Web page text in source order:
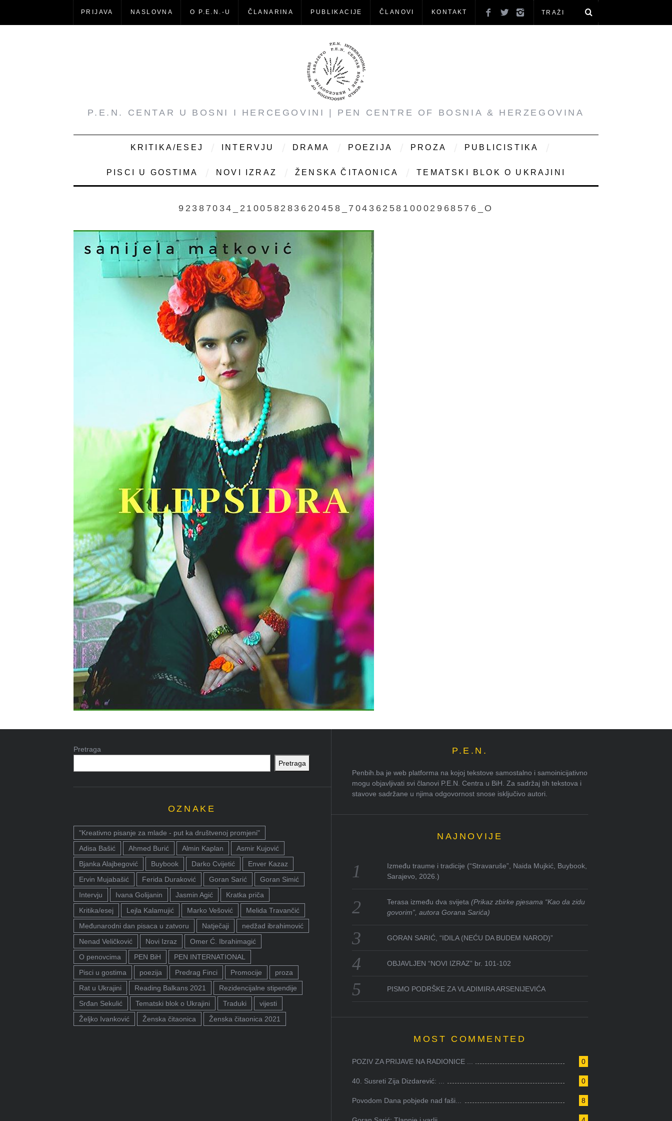
PRIJAVA NASLOVNA O P.E.N.-U ČLANARINA PUBLIKACIJE ČLANOVI KONTAKT
P.E.N. CENTAR U BOSNI I HERCEGOVINI | PEN CENTRE OF BOSNIA & HERZEGOVINA
KRITIKA/ESEJ INTERVJU DRAMA POEZIJA PROZA PUBLICISTIKA
PISCI U GOSTIMA NOVI IZRAZ ŽENSKA ČITAONICA TEMATSKI BLOK O UKRAJINI
92387034_210058283620458_7043625810002968576_O
Pretraga
Pretraga
OZNAKE
"Kreativno pisanje za mlade - put ka društvenoj promjeni"
Adisa Bašić
Ahmed Burić Almin Kaplan
Asmir Kujović
Bjanka Alajbegović
Buybook Darko Cvijetić
Enver Kazaz
Ervin Mujabašić
Ferida Duraković Goran Sarić
Goran Simić
Intervju
Ivana Golijanin Jasmin Agić
Kratka priča
Kritika/esej
Lejla Kalamujić Marko Vešović
Melida Travančić
Međunarodni dan pisaca u zatvoru
Natječaji
nedžad ibrahimović
Nenad Veličković
Novi Izraz
Omer Ć. Ibrahimagić
O penovcima
PEN BiH
PEN INTERNATIONAL
Pisci u gostima
poezija Predrag Finci Promocije
proza
Rat u Ukrajini
Reading Balkans 2021
Rezidencijalne stipendije
Srđan Sekulić
Tematski blok o Ukrajini Traduki
vijesti
Željko Ivanković
Ženska čitaonica Ženska čitaonica 2021
P.E.N.
Penbih.ba je web platforma na kojoj tekstove samostalno i samoinicijativno
mogu objavljivati svi članovi P.E.N. Centra u BiH. Za sadržaj tih tekstova i
stavove sadržane u njima odgovornost snose isključivo autori.
NAJNOVIJE
Između traume i tradicije (“Stravaruše”, Naida Mujkić, Buybook,
Sarajevo, 2026.)
Terasa između dva svijeta(Prikaz zbirke pjesama “Kao da zidu
govorim”, autora Gorana Sarića)
GORAN SARIĆ, “IDILA (NEĆU DA BUDEM NAROD)”
OBJAVLJEN “NOVI IZRAZ” br. 101-102
PISMO PODRŠKE ZA VLADIMIRA ARSENIJEVIĆA
MOST COMMENTED
0
POZIV ZA PRIJAVE NA RADIONICE ...
0
40. Susreti Zija Dizdarević: ...
8
Povodom Dana pobjede nad faši...